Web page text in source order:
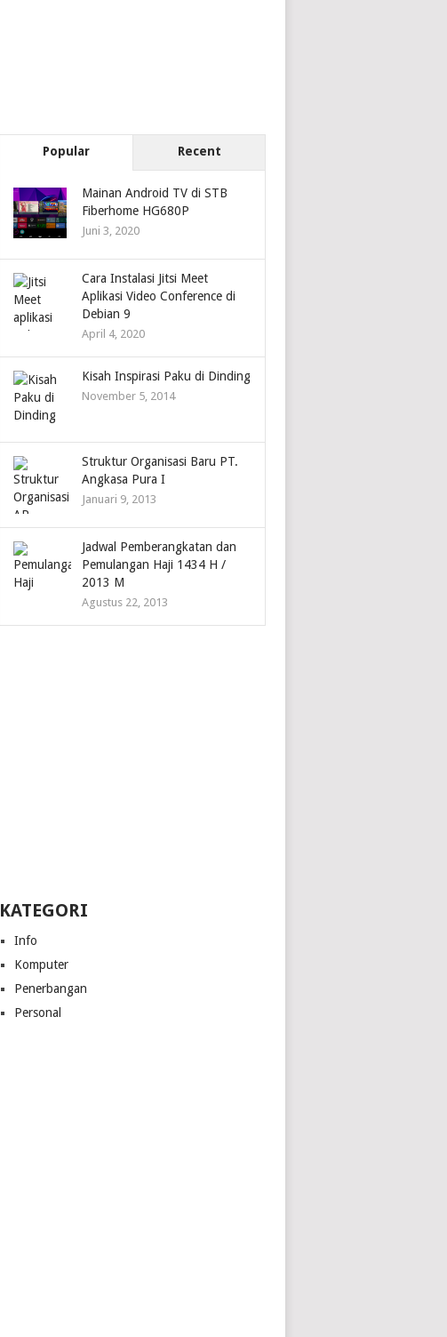
Popular Recent
Mainan Android TV di STB
Fiberhome HG680P
Juni 3, 2020
Cara Instalasi Jitsi Meet
Aplikasi Video Conference di
Debian 9
April 4, 2020
Kisah Inspirasi Paku di Dinding
November 5, 2014
Struktur Organisasi Baru PT.
Angkasa Pura I
Januari 9, 2013
Jadwal Pemberangkatan dan
Pemulangan Haji 1434 H /
2013 M
Agustus 22, 2013
KATEGORI
Info
Komputer
Penerbangan
Personal